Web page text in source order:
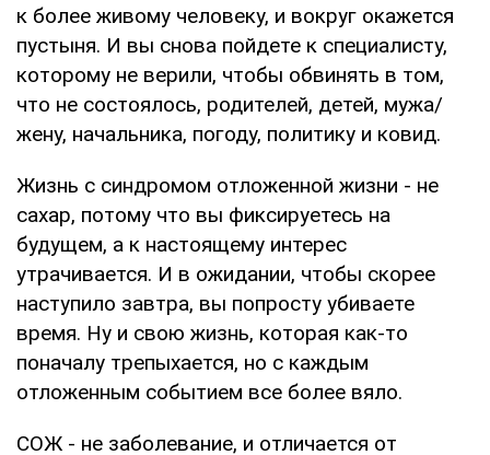
к более живому человеку, и вокруг окажется
пустыня. И вы снова пойдете к специалисту,
которому не верили, чтобы обвинять в том,
что не состоялось, родителей, детей, мужа/
жену, начальника, погоду, политику и ковид.
Жизнь с синдромом отложенной жизни - не
сахар, потому что вы фиксируетесь на
будущем, а к настоящему интерес
утрачивается. И в ожидании, чтобы скорее
наступило завтра, вы попросту убиваете
время. Ну и свою жизнь, которая как-то
поначалу трепыхается, но с каждым
отложенным событием все более вяло.
СОЖ - не заболевание, и отличается от